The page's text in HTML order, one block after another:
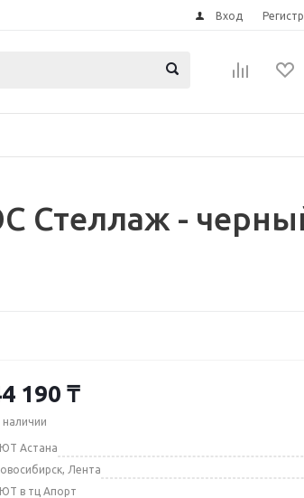
Вход
Стеллаж -
190 ₸
наличии
Астана
Лента
в тц Апорт